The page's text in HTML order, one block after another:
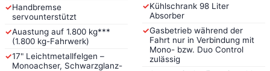
✓Handbremse
servounterstützt
✓Auastung auf 1.800 kg***
(1.800 kg-Fahrwerk)
✓17" Leichtmetallfelgen –
Monoachser, Schwarzglanz-
✓Kühlschrank 98 Liter
Absorber
✓Gasbetrieb während der
Fahrt nur in Verbindung mit
Mono- bzw. Duo Control
zulässig